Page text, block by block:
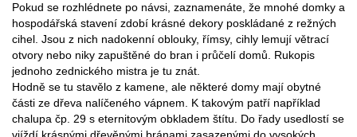
Pokud se rozhlédnete po návsi, zaznamenáte, že mnohé domky a
hospodářská stavení zdobí krásné dekory poskládané z režných
cihel. Jsou z nich nadokenní oblouky, římsy, cihly lemují větrací
otvory nebo niky zapuštěné do bran i průčelí domů. Rukopis
jednoho zednického mistra je tu znát.
Hodně se tu stavělo z kamene, ale některé domy mají obytné
části ze dřeva nalíčeného vápnem. K takovým patří například
chalupa čp. 29 s eternitovým obkladem štítu. Do řady usedlostí se